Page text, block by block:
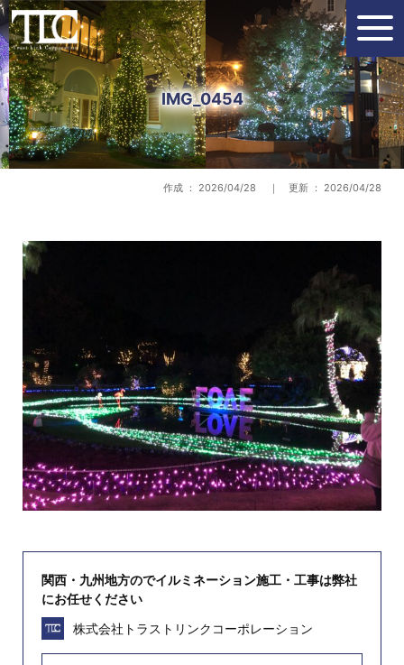
IMG_0454
作成 ： 2026/04/28 ｜ 更新 ： 2026/04/28
関西・九州地方のでイルミネーション施工・工事は弊社
にお任せください
株式会社トラストリンクコーポレーション